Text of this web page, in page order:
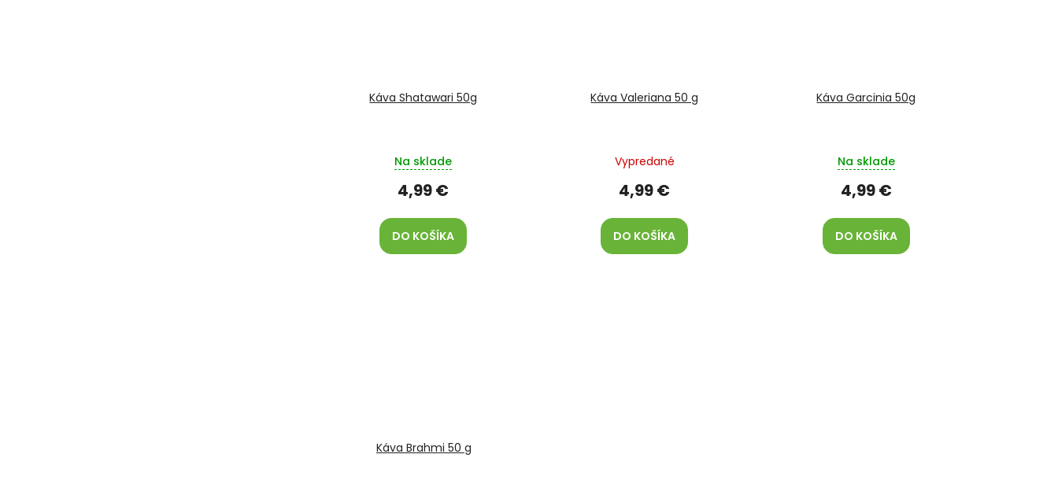
Káva Shatawari 50g
Na sklade
4,99 €
DO KOŠÍKA
Káva Valeriana 50 g
Vypredané
4,99 €
DO KOŠÍKA
Káva Garcinia 50g
Na sklade
4,99 €
DO KOŠÍKA
Káva Brahmi 50 g